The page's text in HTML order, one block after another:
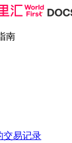
南
交易记录